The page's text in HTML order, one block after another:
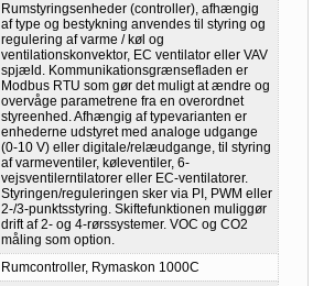
Rumstyringsenheder (controller), afhængig
af type og bestykning anvendes til styring og
regulering af varme / køl og
ventilationskonvektor, EC ventilator eller VAV
spjæld. Kommunikationsgrænsefladen er
Modbus RTU som gør det muligt at ændre og
overvåge parametrene fra en overordnet
styreenhed. Afhængig af typevarianten er
enhederne udstyret med analoge udgange
(0-10 V) eller digitale/relæudgange, til styring
af varmeventiler, køleventiler, 6-
vejsventilerntilatorer eller EC-ventilatorer.
Styringen/reguleringen sker via PI, PWM eller
2-/3-punktsstyring. Skiftefunktionen muliggør
drift af 2- og 4-rørssystemer. VOC og CO2
måling som option.
Rumcontroller, Rymaskon 1000C